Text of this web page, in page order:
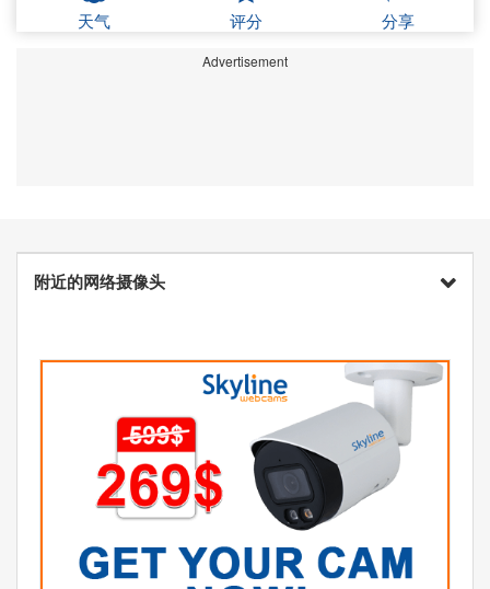
天气 评分 分享
Advertisement
附近的网络摄像头